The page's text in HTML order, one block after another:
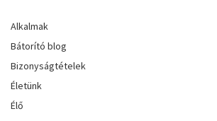
Alkalmak
Bátorító blog
Bizonyságtételek
Életünk
Élő